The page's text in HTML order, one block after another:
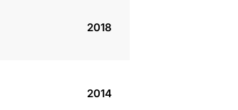
2018
2014